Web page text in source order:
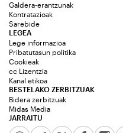
Galdera-erantzunak
Kontratazioak
Sarebide
JARRAITU
LEGEA
Lege informazioa
Pribatutasun politika
Cookieak
cc Lizentzia
Kanal etikoa
BESTELAKO ZERBITZUAK
Bidera zerbitzuak
Midas Media